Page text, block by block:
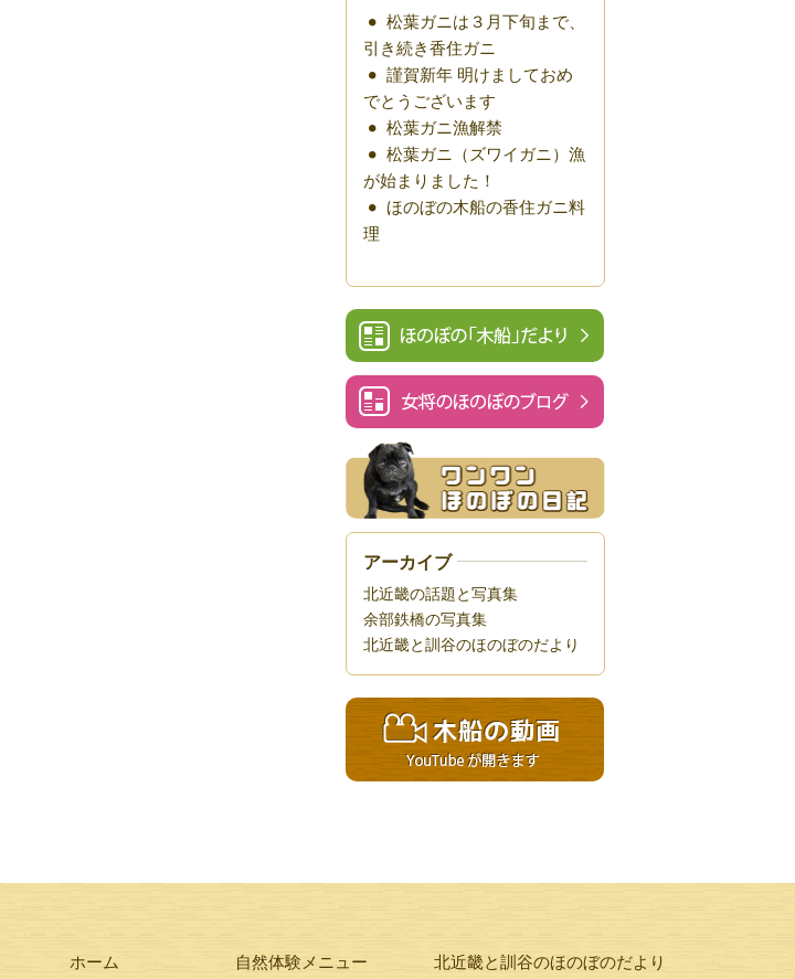
松葉ガニは３月下旬まで、
引き続き香住ガニ
謹賀新年 明けましておめ
でとうございます
松葉ガニ漁解禁
松葉ガニ（ズワイガニ）漁
が始まりました！
ほのぼの木船の香住ガニ料
理
アーカイブ
北近畿の話題と写真集
余部鉄橋の写真集
北近畿と訓谷のほのぼのだより
ホーム 自然体験メニュー 北近畿と訓谷のほのぼのだより